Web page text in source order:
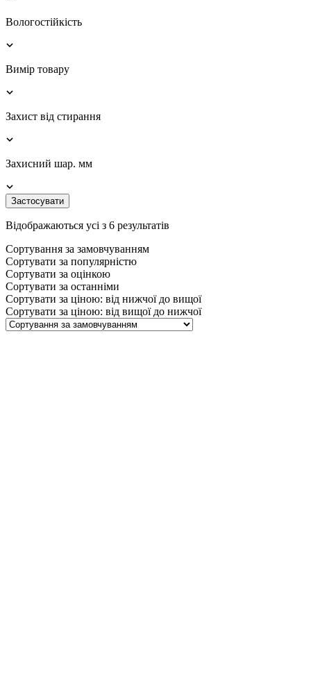
Вологостійкість
Вимір товару
Захист від стирання
Захисний шар. мм
Застосувати
Відображаються усі з 6 результатів
Сортування за замовчуванням
Сортувати за популярністю
Сортувати за оцінкою
Сортувати за останніми
Сортувати за ціною: від нижчої до вищої
Сортувати за ціною: від вищої до нижчої